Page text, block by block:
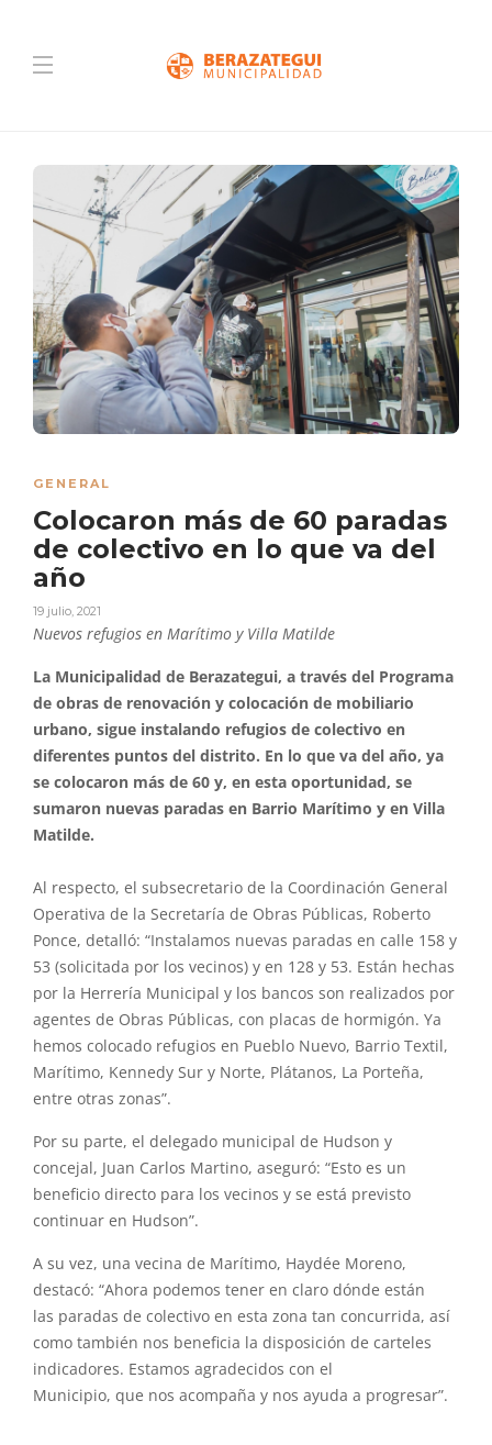
GENERAL
Colocaron más de 60 paradas
de colectivo en lo que va del
año
19 julio, 2021
Nuevos refugios en Marítimo y Villa Matilde
La Municipalidad de Berazategui, a través del Programa
de obras de renovación y colocación de mobiliario
urbano, sigue instalando refugios de colectivo en
diferentes puntos del distrito. En lo que va del año, ya
se colocaron más de 60 y, en esta oportunidad, se
sumaron nuevas paradas en Barrio Marítimo y en Villa
Matilde.
Al respecto, el subsecretario de la Coordinación General
Operativa de la Secretaría de Obras Públicas, Roberto
Ponce, detalló: “Instalamos nuevas paradas en calle 158 y
53 (solicitada por los vecinos) y en 128 y 53. Están hechas
por la Herrería Municipal y los bancos son realizados por
agentes de Obras Públicas, con placas de hormigón. Ya
hemos colocado refugios en Pueblo Nuevo, Barrio Textil,
Marítimo, Kennedy Sur y Norte, Plátanos, La Porteña,
entre otras zonas”.
Por su parte, el delegado municipal de Hudson y
concejal, Juan Carlos Martino, aseguró: “Esto es un
beneficio directo para los vecinos y se está previsto
continuar en Hudson”.
A su vez, una vecina de Marítimo, Haydée Moreno,
destacó: “Ahora podemos tener en claro dónde están
las paradas de colectivo en esta zona tan concurrida, así
como también nos beneficia la disposición de carteles
indicadores. Estamos agradecidos con el
Municipio, que nos acompaña y nos ayuda a progresar”.